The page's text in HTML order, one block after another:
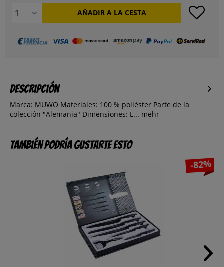
AÑADIR A LA CESTA
Descripción
Marca: MUWO Materiales: 100 % poliéster Parte de la
colección "Alemania" Dimensiones: L... mehr
También podría gustarte esto
-82%